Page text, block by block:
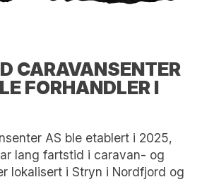
CARAVANSENTER
FORHANDLER I
AS ble etablert i 2025,
lang fartstid i caravan- og
lokalisert i Stryn i Nordfjord og